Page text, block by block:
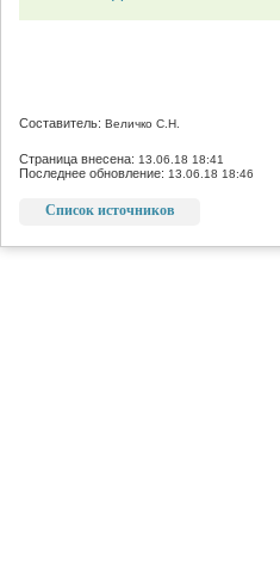
Составитель: Величко С.Н.
Страница внесена: 13.06.18 18:41
Последнее обновление: 13.06.18 18:46
Список источников